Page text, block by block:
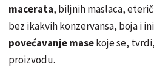
macerata, biljnih maslaca,
bez ikakvih konzervansa, boja i
povećavanje masekoje se,
proizvodu.